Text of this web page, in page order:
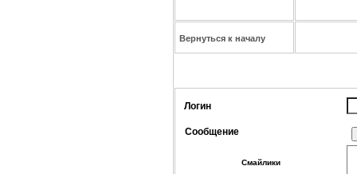
Вернуться к началу
Логин
Сообщение
Смайлики